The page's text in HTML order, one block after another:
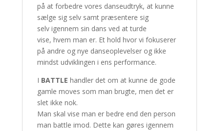
på at forbedre vores danseudtryk, at kunne
sælge sig selv samt præsentere sig
selv igennem sin dans ved at turde
vise, hvem man er. Et hold hvor vi fokuserer
på andre og nye danseoplevelser og ikke
mindst udviklingen i ens performance.
I BATTLE handler det om at kunne de gode
gamle moves som man brugte, men det er
slet ikke nok.
Man skal vise man er bedre end den person
man battle imod. Dette kan gøres igennem